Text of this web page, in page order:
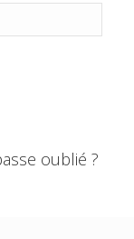
oublié ?